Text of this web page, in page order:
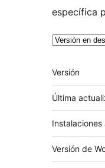
específica
Meta
Versión
Última
Versión de